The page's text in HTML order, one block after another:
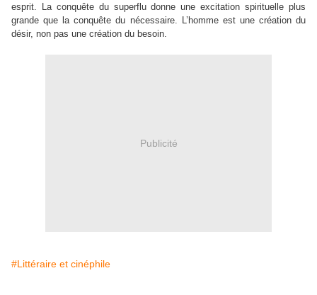
esprit. La conquête du superflu donne une excitation spirituelle plus
grande que la conquête du nécessaire. L’homme est une création du
désir, non pas une création du besoin.
Publicité
#Littéraire et cinéphile